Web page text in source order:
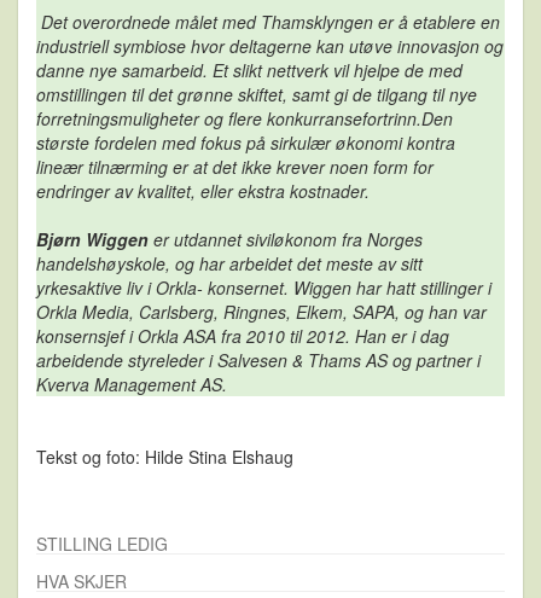
Det overordnede målet med Thamsklyngen er å etablere en
industriell symbiose hvor deltagerne kan utøve innovasjon og
danne nye samarbeid. Et slikt nettverk vil hjelpe de med
omstillingen til det grønne skiftet, samt gi de tilgang til nye
forretningsmuligheter og flere konkurransefortrinn.Den
største fordelen med fokus på sirkulær økonomi kontra
lineær tilnærming er at det ikke krever noen form for
endringer av kvalitet, eller ekstra kostnader.
Bjørn Wiggen er utdannet siviløkonom fra Norges
handelshøyskole, og har arbeidet det meste av sitt
yrkesaktive liv iOrkla- konsernet. Wiggen har hatt stillinger i
Orkla Media, Carlsberg, Ringnes, Elkem, SAPA, og han var
konsernsjefi Orkla ASA fra 2010 til 2012. Han er i dag
arbeidende styreleder i Salvesen & Thams AS og partner i
Kverva Management AS.
Tekst og foto: Hilde Stina Elshaug
STILLING LEDIG
HVA SKJER